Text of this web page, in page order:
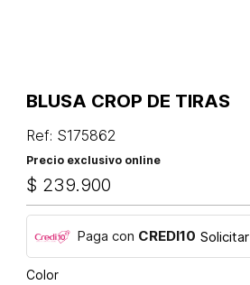
BLUSA CROP DE TIRAS
Ref: S175862
Precio exclusivo online
$ 239.900
Paga con CREDI10 Solicitar
Color